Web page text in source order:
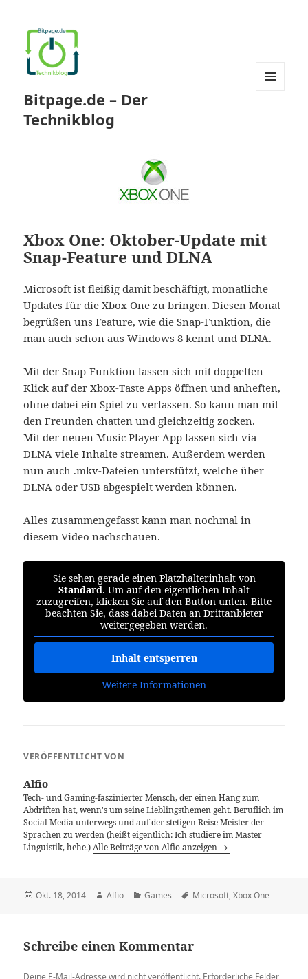
Bitpage.de – Der
Technikblog
Xbox One: Oktober-Update mit
Snap-Feature und DLNA
Microsoft ist fleißig damit beschäftigt, monatliche
Updates für die Xbox One zu bringen. Diesen Monat
begrüßen uns Feature, wie die Snap-Funktion, die
man auch schon aus Windows 8 kennt und DLNA.
Mit der Snap-Funktion lassen sich mit doppelten
Klick auf der Xbox-Taste Apps öffnen und anheften,
ohne dabei ein Spiel zu verlassen. So kann man mit
den Freunden chatten und gleichzeitig zocken.
Mit der neuen Music Player App lassen sich via
DLNA viele Inhalte streamen. Außerdem werden
nun auch .mkv-Dateien unterstützt, welche über
DLNA oder USB abgespielt werden können.
Alles zusammengefasst kann man nochmal in
diesem Video nachschauen.
Sie sehen gerade einen Platzhalterinhalt von
Standard. Um auf den eigentlichen Inhalt
zuzugreifen, klicken Sie auf den Button unten. Bitte
beachten Sie, dass dabei Daten an Drittanbieter
weitergegeben werden.
Inhalt entsperren
Weitere Informationen
VERÖFFENTLICHT VON
Alfio
Tech- und Gaming-faszinierter Mensch, der einen Hang zum
Abdriften hat, wenn's um seine Lieblingsthemen geht. Beruflich im
Social Media unterwegs und auf der stetigen Reise Meister der
Sprachen zu werden (heißt eigentlich: Ich studiere im Master
Linguistik, hehe.)Alle Beiträge von Alfio anzeigen
Veröffentlicht
Okt. 18, 2014 Autor
Alfio Kategorien
Games Schlagwörter
Microsoft,Xbox One
Schreibe einen Kommentar
Deine E-Mail-Adresse wird nicht veröffentlicht. Erforderliche Felder